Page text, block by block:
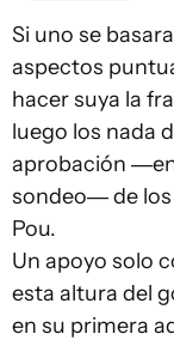
Si uno se
aspectos
hacer suya la
luego los nada
aprobación
sondeo― de los
Pou.
Un apoyo solo
esta altura del
en su primera